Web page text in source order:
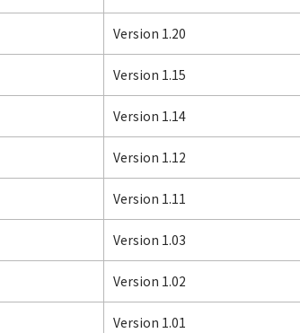
Version 1.20
Version 1.15
Version 1.14
Version 1.12
Version 1.11
Version 1.03
Version 1.02
Version 1.01